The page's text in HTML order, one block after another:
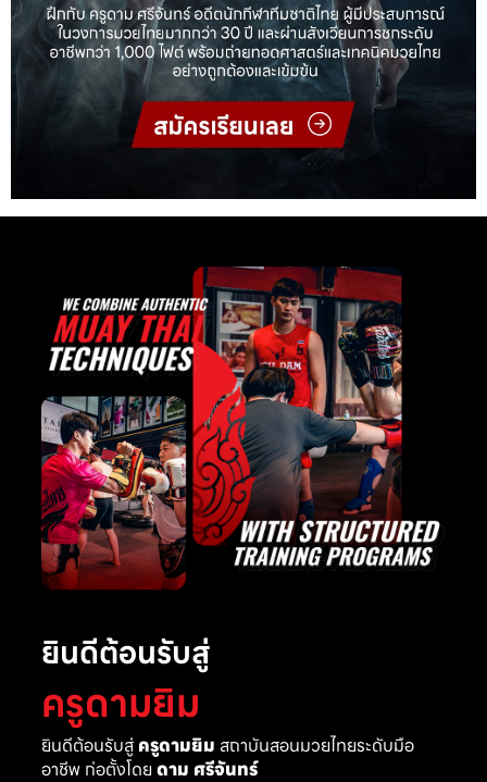
ยินดีต้อนรับสู่
ครูดามยิม
ยินดีต้อนรับสู่ ครูดามยิม สถาบันสอนมวยไทยระดับมือ
อาชีพ ก่อตั้งโดย ดาม ศรีจันทร์